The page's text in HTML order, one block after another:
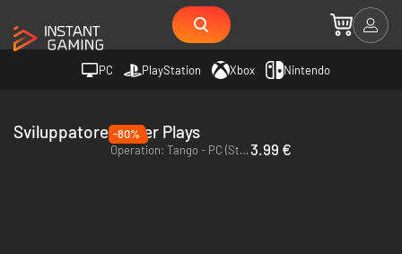
PC PlayStation Xbox Nintendo
Sviluppatore Clever Plays
-80%
Operation: Tango - PC (Steam)3.99 €